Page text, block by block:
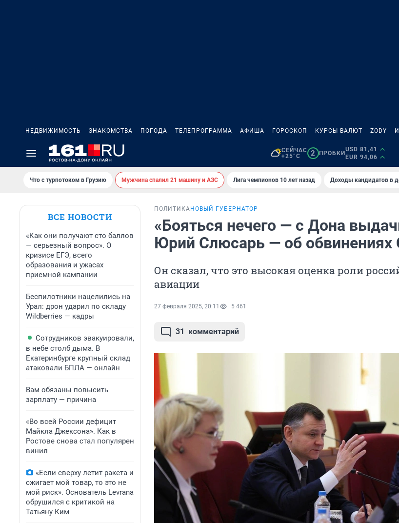
НЕДВИЖИМОСТЬ ЗНАКОМСТВА ПОГОДА ТЕЛЕПРОГРАММА АФИША ГОРОСКОП КУРСЫ ВАЛЮТ ZODY
СЕЙЧАС
+25°C
2 ПРОБКИ
USD 81,41
EUR 94,06
Что с турпотоком в Грузию Мужчина спалил 21 машину и АЗС Лига чемпионов 10 лет назад Доходы кандидатов в
ВСЕ НОВОСТИ
«Как они получают сто баллов
— серьезный вопрос». О
кризисе ЕГЭ, всего
образования и ужасах
приемной кампании
Беспилотники нацелились на
Урал: дрон ударил по складу
Wildberries — кадры
Сотрудников эвакуировали,
в небе столб дыма. В
Екатеринбурге крупный склад
атаковали БПЛА — онлайн
Вам обязаны повысить
зарплату — причина
«Во всей России дефицит
Майкла Джексона». Как в
Ростове снова стал популярен
винил
«Если сверху летит ракета и
сжигает мой товар, то это не
мой риск». Основатель Levrana
обрушился с критикой на
Татьяну Ким
ПОЛИТИКА НОВЫЙ ГУБЕРНАТОР
«Бояться нечего — с Дона
Юрий Слюсарь — об обвинениях
Он сказал, что это высокая оценка роли
авиации
27 февраля 2025, 20:11 5 461
31 комментарий